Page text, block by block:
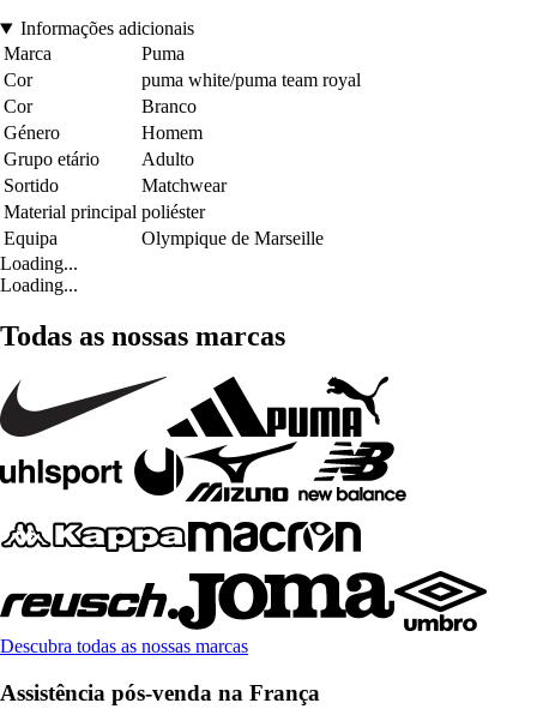
Informações adicionais
Marca
Puma
Cor
puma white/puma team royal
Cor
Branco
Género
Homem
Grupo etário
Adulto
Sortido
Matchwear
Material principal poliéster
Equipa
Olympique de Marseille
Loading...
Loading...
Todas as nossas marcas
Descubra todas as nossas marcas
Assistência pós-venda na França